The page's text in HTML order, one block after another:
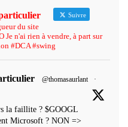
Suivre
du site
n'ai rien à vendre, à part sur
#DCA #swing
@thomasaurlant
·
la faillite ? $GOOGL
Microsoft ? NON =>